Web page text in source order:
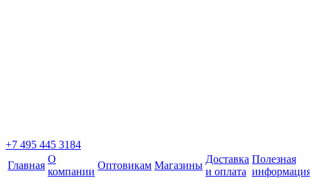
+7 495 445 3184
Главная
О
компании
Оптовикам Магазины
Доставка
и оплата
Полезная